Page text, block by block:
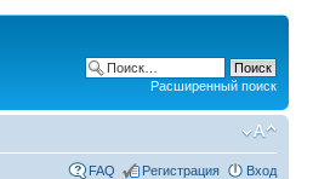
Расширенный поиск
FAQ Регистрация Вход